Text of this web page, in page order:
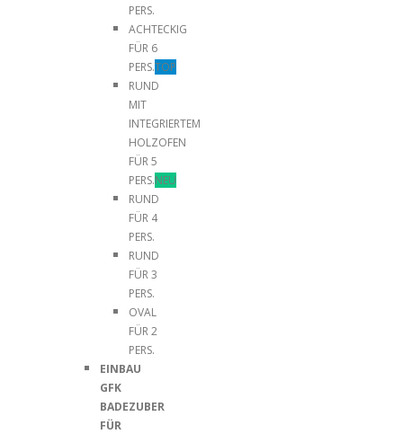
PERS.
ACHTECKIG
FÜR 6
PERS.TOP
RUND
MIT
INTEGRIERTEM
HOLZOFEN
FÜR 5
PERS.NEU
RUND
FÜR 4
PERS.
RUND
FÜR 3
PERS.
OVAL
FÜR 2
PERS.
EINBAU
GFK
BADEZUBER
FÜR